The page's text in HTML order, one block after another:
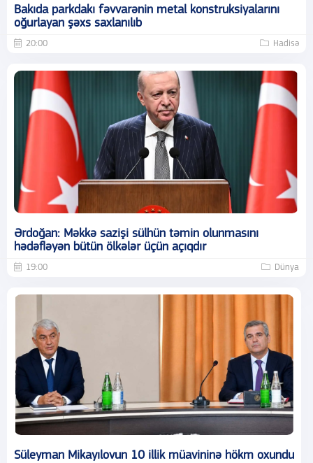
Bakıda parkdakı fəvvarənin metal konstruksiyalarını
oğurlayan şəxs saxlanılıb
20:00 Hadisə
Ərdoğan: Məkkə sazişi sülhün təmin olunmasını
hədəfləyən bütün ölkələr üçün açıqdır
19:00 Dünya
Süleyman Mikayılovun 10 illik müavininə hökm oxundu